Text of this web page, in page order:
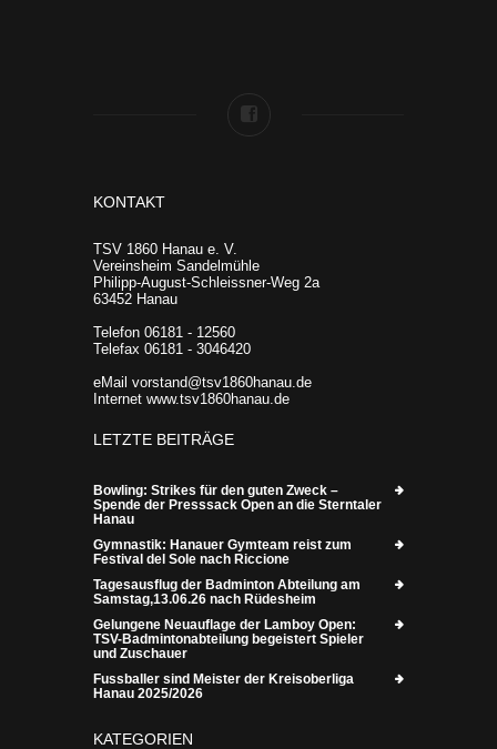
KONTAKT
TSV 1860 Hanau e. V.
Vereinsheim Sandelmühle
Philipp-August-Schleissner-Weg 2a
63452 Hanau
Telefon 06181 - 12560
Telefax 06181 - 3046420
eMail vorstand@tsv1860hanau.de
Internet www.tsv1860hanau.de
LETZTE BEITRÄGE
Bowling: Strikes für den guten Zweck –
Spende der Presssack Open an die Sterntaler
Hanau
Gymnastik: Hanauer Gymteam reist zum
Festival del Sole nach Riccione
Tagesausflug der Badminton Abteilung am
Samstag,13.06.26 nach Rüdesheim
Gelungene Neuauflage der Lamboy Open:
TSV-Badmintonabteilung begeistert Spieler
und Zuschauer
Fussballer sind Meister der Kreisoberliga
Hanau 2025/2026
KATEGORIEN